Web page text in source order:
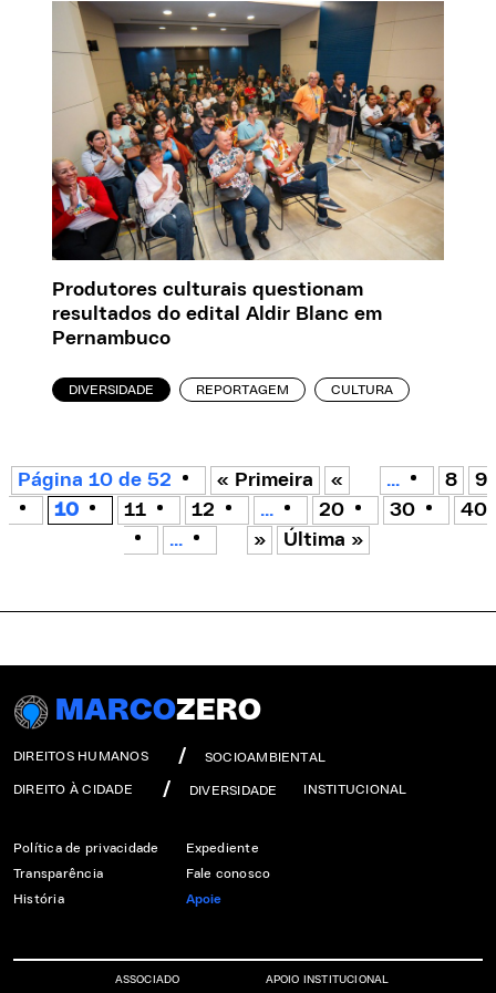
Produtores culturais questionam
resultados do edital Aldir Blanc em
Pernambuco
DIVERSIDADE REPORTAGEM CULTURA
Página 10 de 52 « Primeira « ... 8
9
10
11 12 ... 20 30
40
...
» Última »
MARCOZERO
DIREITOS HUMANOS SOCIOAMBIENTAL
DIREITO À CIDADE DIVERSIDADE INSTITUCIONAL
Política de privacidade
Transparência
História
Expediente
Fale conosco
Apoie
ASSOCIADO APOIO INSTITUCIONAL